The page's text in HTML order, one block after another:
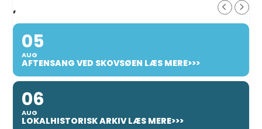
,
05
AUG
AFTENSANG VED SKOVSØEN LÆS MERE>>>
06
AUG
LOKALHISTORISK ARKIV LÆS MERE>>>